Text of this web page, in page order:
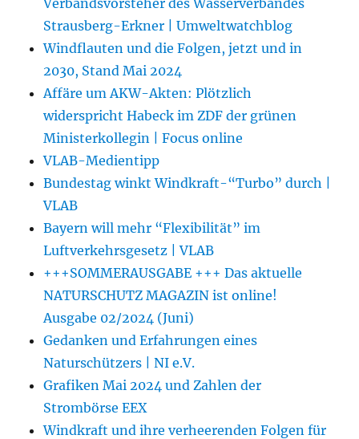
Strausberg-Erkner | Umweltwatchblog
Windflauten und die Folgen, jetzt und in
2030, Stand Mai 2024
Affäre um AKW-Akten: Plötzlich
widerspricht Habeck im ZDF der grünen
Ministerkollegin | Focus online
VLAB-Medientipp
Bundestag winkt Windkraft-“Turbo” durch |
VLAB
Bayern will mehr “Flexibilität” im
Luftverkehrsgesetz | VLAB
+++SOMMERAUSGABE +++ Das aktuelle
NATURSCHUTZ MAGAZIN ist online!
Ausgabe 02/2024 (Juni)
Gedanken und Erfahrungen eines
Naturschützers | NI e.V.
Grafiken Mai 2024 und Zahlen der
Strombörse EEX
Windkraft und ihre verheerenden Folgen für